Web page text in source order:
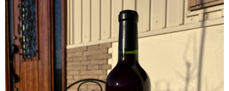
キャンペーン
ABOUT US
Casa Watanabeについて
ワイナリー概要
カートを確認する